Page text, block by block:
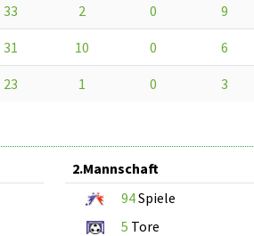
33 2 0 9
31 10 0 6
23 1 0 3
2.Mannschaft
94Spiele
5 Tore